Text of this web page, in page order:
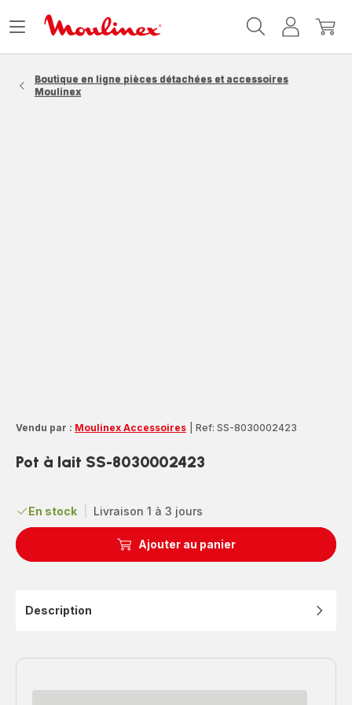
MonMon
Ouvrir
Boutique en ligne pièces détachées et accessoires
Moulinex
Vendu par : Moulinex Accessoires Ref: SS-8030002423
Pot à lait SS-8030002423
En stock Livraison 1 à 3 jours
Ajouter au panier
Description